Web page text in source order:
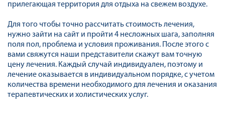
прилегающая территория для отдыха на свежем воздухе.
Для того чтобы точно рассчитать стоимость лечения,
нужно зайти на сайт и пройти 4 несложных шага, заполняя
поля пол, проблема и условия проживания. После этого с
вами свяжутся наши представители скажут вам точную
цену лечения. Каждый случай индивидуален, поэтому и
лечение оказывается в индивидуальном порядке, с учетом
количества времени необходимого для лечения и оказания
терапевтических и холистических услуг.